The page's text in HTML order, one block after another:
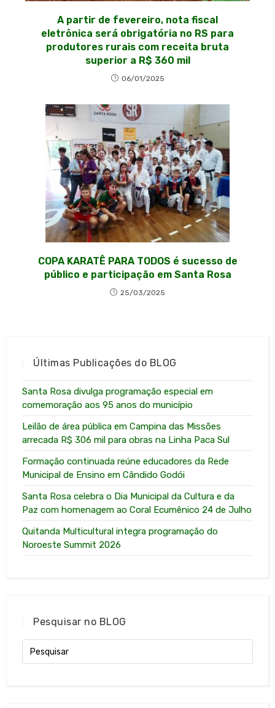
A partir de fevereiro, nota fiscal
eletrônica será obrigatória no RS para
produtores rurais com receita bruta
superior a R$ 360 mil
06/01/2025
COPA KARATÊ PARA TODOS é sucesso de
público e participação em Santa Rosa
25/03/2025
Últimas Publicações do BLOG
Santa Rosa divulga programação especial em
comemoração aos 95 anos do município
Leilão de área pública em Campina das Missões
arrecada R$ 306 mil para obras na Linha Paca Sul
Formação continuada reúne educadores da Rede
Municipal de Ensino em Cândido Godói
Santa Rosa celebra o Dia Municipal da Cultura e da
Paz com homenagem ao Coral Ecumênico 24 de Julho
Quitanda Multicultural integra programação do
Noroeste Summit 2026
Pesquisar no BLOG